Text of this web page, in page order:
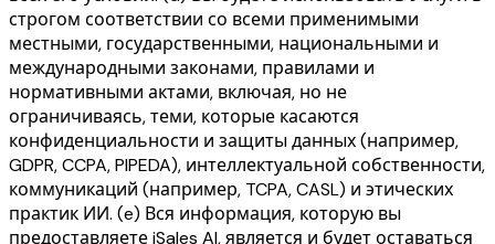
строгом соответствии со всеми применимыми
местными, государственными, национальными и
международными законами, правилами и
нормативными актами, включая, но не
ограничиваясь, теми, которые касаются
конфиденциальности и защиты данных (например,
GDPR, CCPA, PIPEDA), интеллектуальной собственности,
коммуникаций (например, TCPA, CASL) и этических
практик ИИ. (e) Вся информация, которую вы
предоставляете iSales AI, является и будет оставаться